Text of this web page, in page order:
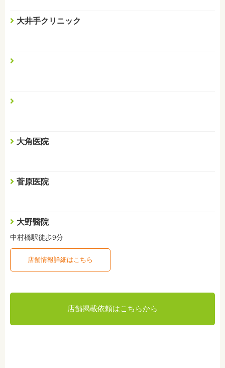
大井手クリニック
大角医院
菅原医院
大野醫院
中村橋駅徒歩9分
店舗情報詳細はこちら
店舗掲載依頼はこちらから